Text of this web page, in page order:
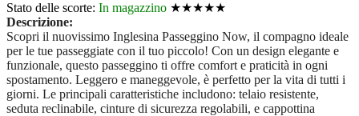
Stato delle scorte: In magazzino ★★★★★
Descrizione:
Scopri il nuovissimo Inglesina Passeggino Now, il compagno ideale
per le tue passeggiate con il tuo piccolo! Con un design elegante e
funzionale, questo passeggino ti offre comfort e praticità in ogni
spostamento. Leggero e maneggevole, è perfetto per la vita di tutti i
giorni. Le principali caratteristiche includono: telaio resistente,
seduta reclinabile, cinture di sicurezza regolabili, e cappottina